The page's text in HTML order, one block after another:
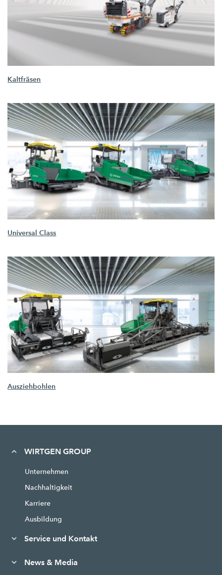
Kaltfräsen
Universal Class
Ausziehbohlen
WIRTGEN GROUP
Unternehmen
Nachhaltigkeit
Karriere
Ausbildung
Service und Kontakt
News & Media